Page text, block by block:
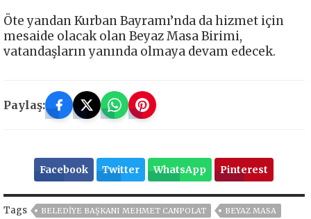
Öte yandan Kurban Bayramı’nda da hizmet için
mesaide olacak olan Beyaz Masa Birimi,
vatandaşların yanında olmaya devam edecek.
Paylaş:
Facebook Twitter WhatsApp Pinterest
Tags BELEDIYE BAŞKANI MEHMET CANPOLAT
BEYAZ MASA